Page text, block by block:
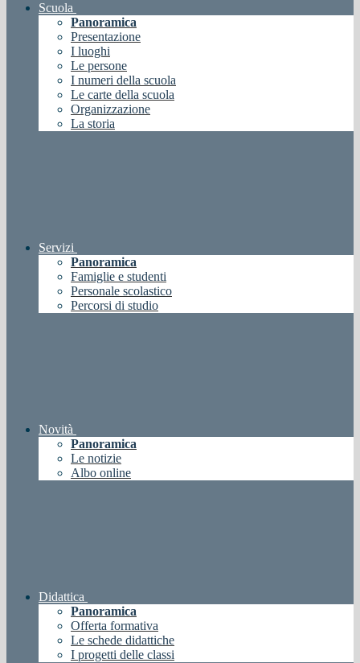
Scuola
Panoramica
Presentazione
I luoghi
Le persone
I numeri della scuola
Le carte della scuola
Organizzazione
La storia
Servizi
Panoramica
Famiglie e studenti
Personale scolastico
Percorsi di studio
Novità
Panoramica
Le notizie
Albo online
Didattica
Panoramica
Offerta formativa
Le schede didattiche
I progetti delle classi